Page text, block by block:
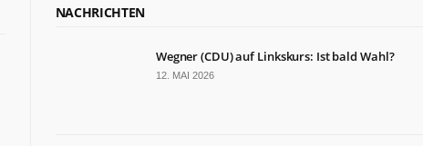
NACHRICHTEN
Wegner (CDU) auf Linkskurs: Ist bald Wahl?
12. MAI 2026